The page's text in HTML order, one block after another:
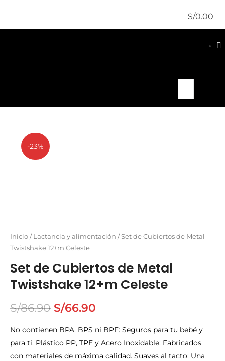
S/0.00
-23%
Inicio / Lactancia y alimentación / Set de Cubiertos de Metal
Twistshake 12+m Celeste
Set de Cubiertos de Metal
Twistshake 12+m Celeste
S/86.90 S/66.90
No contienen BPA, BPS ni BPF: Seguros para tu bebé y
para ti. Plástico PP, TPE y Acero Inoxidable: Fabricados
con materiales de máxima calidad. Suaves al tacto: Una